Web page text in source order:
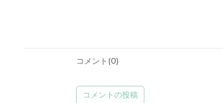
コメント(0)
コメントの投稿